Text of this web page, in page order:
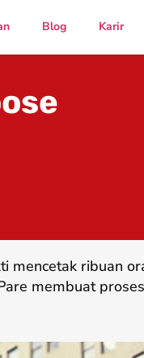
Blog Karir
ribuan
membuat